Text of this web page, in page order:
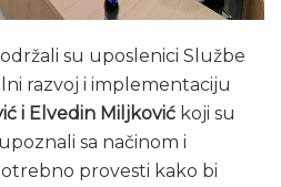
su uposlenici Službe
razvoj i implementaciju
i Elvedin Miljković koji su
sa načinom i
provesti kako bi